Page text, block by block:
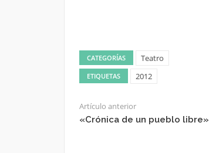
CATEGORÍAS Teatro
ETIQUETAS 2012
Artículo anterior
«Crónica de un pueblo libre»